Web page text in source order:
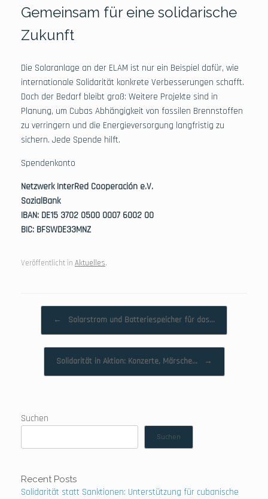
Gemeinsam für eine solidarische
Zukunft
Die Solaranlage an der ELAM ist nur ein Beispiel dafür, wie
internationale Solidarität konkrete Verbesserungen schafft.
Doch der Bedarf bleibt groß: Weitere Projekte sind in
Planung, um Cubas Abhängigkeit von fossilen Brennstoffen
zu verringern und die Energieversorgung langfristig zu
sichern. Jede Spende hilft.
Spendenkonto
Netzwerk InterRed Cooperación e.V.
SozialBank
IBAN: DE15 3702 0500 0007 6002 00
BIC: BFSWDE33MNZ
Veröffentlicht in Aktuelles.
← Solarstrom und Batteriespeicher für das…
Solidarität in Aktion: Konzerte, Märsche… →
Suchen
Suchen
Recent Posts
Solidarität statt Sanktionen: Unterstützung für cubanische